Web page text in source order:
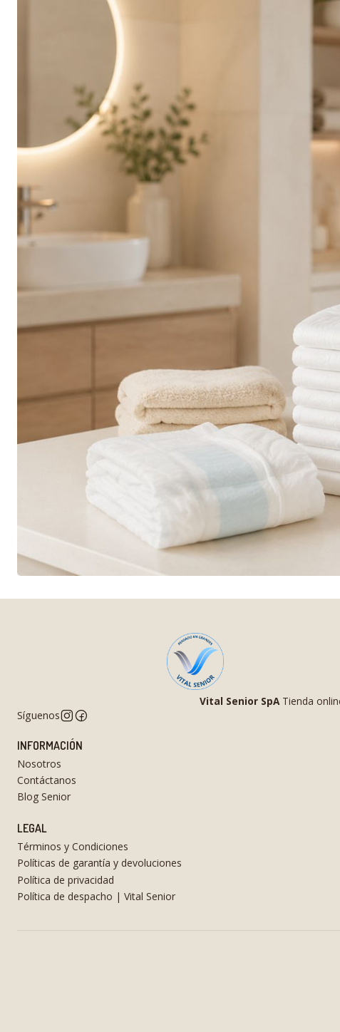
Vital Senior SpATienda
Síguenos
INFORMACIÓN
Nosotros
Contáctanos
Blog Senior
LEGAL
Términos y Condiciones
Políticas de garantía y devoluciones
Política de privacidad
Política de despacho | Vital Senior